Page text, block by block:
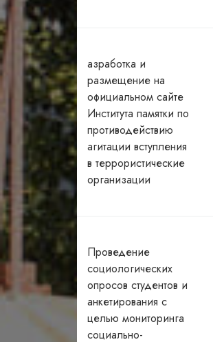
азработка и
размещение на
официальном сайте
Института памятки по
противодействию
агитации вступления
в террористические
организации
Проведение
социологических
опросов студентов и
анкетирования с
целью мониторинга
социально-